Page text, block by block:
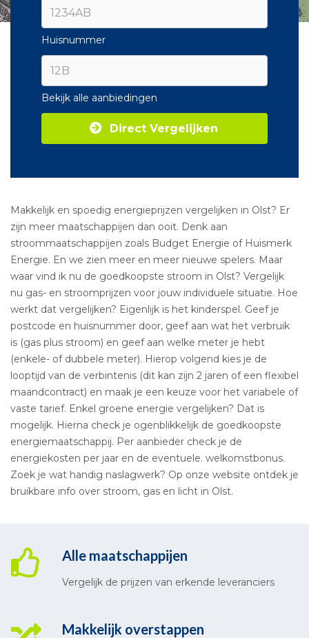
Huisnummer
Bekijk alle aanbiedingen
Direct Vergelijken
Makkelijk en spoedig energieprijzen vergelijken in Olst? Er
zijn meer maatschappijen dan ooit. Denk aan
stroommaatschappijen zoals Budget Energie of Huismerk
Energie. En we zien meer en meer nieuwe spelers. Maar
waar vind ik nu de goedkoopste stroom in Olst? Vergelijk
nu gas- en stroomprijzen voor jouw individuele situatie. Hoe
werkt dat vergelijken? Eigenlijk is het kinderspel. Geef je
postcode en huisnummer door, geef aan wat het verbruik
is (gas plus stroom) en geef aan welke meter je hebt
(enkele- of dubbele meter). Hierop volgend kies je de
looptijd van de verbintenis (dit kan zijn 2 jaren of een flexibel
maandcontract) en maak je een keuze voor het variabele of
vaste tarief. Enkel groene energie vergelijken? Dat is
mogelijk. Hierna check je ogenblikkelijk de goedkoopste
energiemaatschappij. Per aanbieder check je de
energiekosten per jaar en de eventuele. welkomstbonus.
Zoek je wat handig naslagwerk? Op onze website ontdek je
bruikbare info over stroom, gas en licht in Olst.
Alle maatschappijen
Vergelijk de prijzen van erkende leveranciers
Makkelijk overstappen